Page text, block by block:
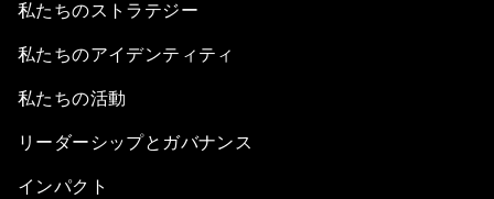
私たちのストラテジー
私たちのアイデンティティ
私たちの活動
リーダーシップとガバナンス
インパクト